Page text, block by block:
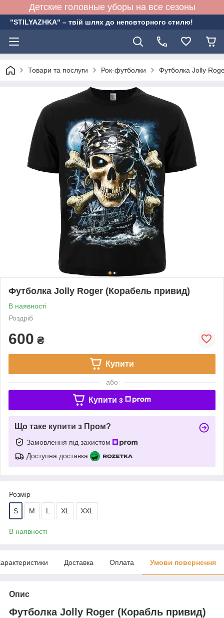
Детские головные уборы на все сезоны
"STILYAZHKA" – твій шлях до неповторного стилю!
Товари та послуги Рок-футболки Футболка Jolly
Футболка Jolly Roger (Корабель привид)
В наявності
Роздріб
600 ₴
Купити
або
Купити з
Що таке купити з Пром?
Замовлення під захистом
Доступна доставка
Розмір
S M L XL XXL
В наявності
Доставка Оплата Умови повернення
Опис
Футболка Jolly Roger (Корабль привид)